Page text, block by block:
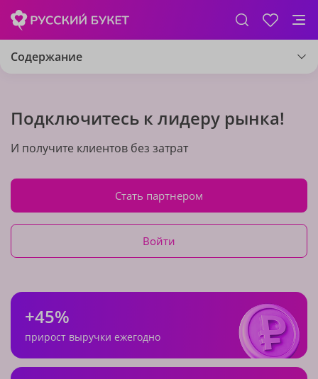
Содержание
Подключитесь к лидеру рынка!
И получите клиентов без затрат
Стать партнером
Войти
+45%
прирост выручки ежегодно